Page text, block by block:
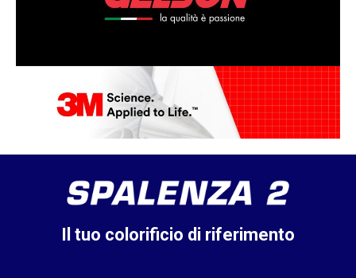
Il tuo colorificio di riferimento